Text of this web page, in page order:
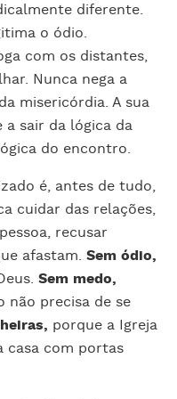
diferente.
o ódio.
com os distantes,
Nunca nega a
misericórdia. A sua
sair da lógica da
do encontro.
é, antes de tudo,
cuidar das relações,
recusar
afastam. Sem ódio,
Sem medo,
não precisa de se
porque a Igreja
casa com portas